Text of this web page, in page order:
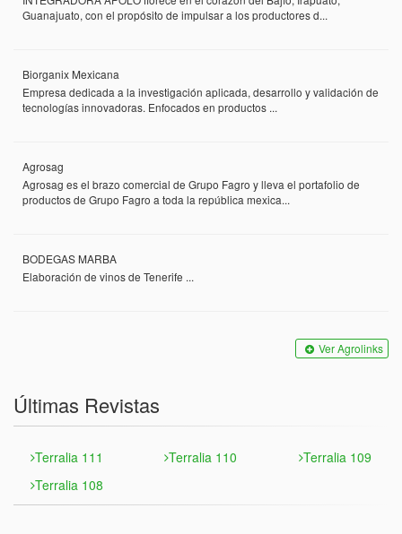
Guanajuato, con el propósito de impulsar a los productores d...
Biorganix Mexicana
Empresa dedicada a la investigación aplicada, desarrollo y validación de
tecnologías innovadoras. Enfocados en productos ...
Agrosag
Agrosag es el brazo comercial de Grupo Fagro y lleva el portafolio de
productos de Grupo Fagro a toda la república mexica...
BODEGAS MARBA
Elaboración de vinos de Tenerife ...
Ver Agrolinks
Últimas Revistas
Terralia 111 Terralia 110
Terralia 109
Terralia 108